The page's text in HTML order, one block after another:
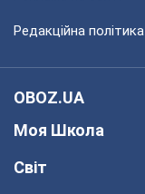
Редакційна політика
OBOZ.UA
Моя Школа
Світ